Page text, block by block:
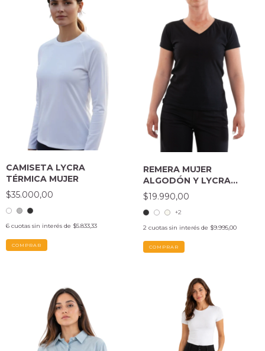
CAMISETA LYCRA
TÉRMICA MUJER
$35.000,00
6 cuotas sin interés de $5.833,33
COMPRAR
REMERA MUJER
ALGODÓN Y LYCRA
ESCOTE V
$19.990,00
+2
2 cuotas sin interés de $9.995,00
COMPRAR